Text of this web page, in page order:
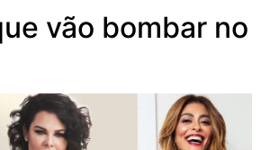
vão bombar no